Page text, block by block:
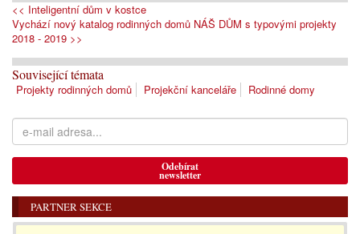
<< Inteligentní dům v kostce
Vychází nový katalog rodinných domů NÁŠ DŮM s typovými projekty
2018 - 2019 >>
Související témata
Projekty rodinných domů Projekční kanceláře Rodinné domy
Odebírat
newsletter
PARTNER SEKCE